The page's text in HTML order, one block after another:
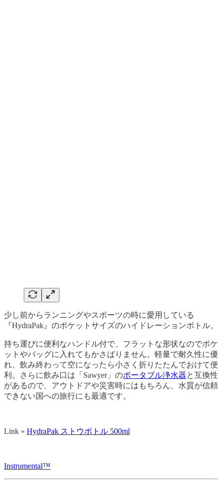
少し前からランニングやスポーツの時に愛用している
『HydraPak』のポケットサイズのハイドレーションボトル。
持ち運びに便利なハンドル付で、フラットな形状なのでポケ
ットやバッグに入れてもかさばりません。軽量で耐久性に優
れ、飲み終わって空になったら小さく折りたたんでおけて便
利。さらに飲み口は「Sawyer」のポータブル浄水器と互換性
があるので、アウトドアや災害時にはもちろん、水質が信頼
できない国への旅行にも最適です。
Link » HydraPak ストウボトル 500ml
Instrumental™